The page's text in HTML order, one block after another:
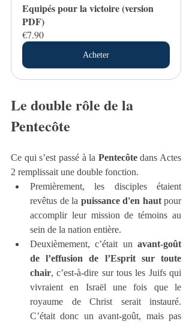
Equipés pour la victoire (version
PDF)
€7.90
Acheter
Le double rôle de la
Pentecôte
Ce qui s’est passé à la Pentecôte dans Actes
2 remplissait une double fonction.
Premièrement, les disciples étaient
revêtus de la puissance d'en haut pour
accomplir leur mission de témoins au
sein de la nation entière.
Deuxièmement, c’était un avant‑goût
de l’effusion de l’Esprit sur toute
chair, c’est-à-dire sur tous les Juifs qui
vivraient en Israël une fois que le
royaume de Christ serait instauré.
C’était donc un avant-goût, mais pas